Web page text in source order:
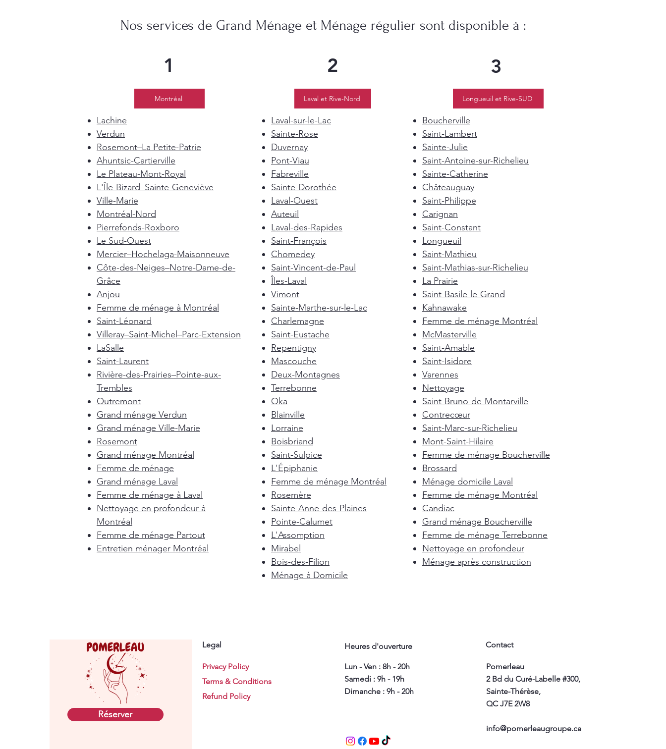
Nos services de Grand Ménage et Ménage régulier sont disponible à :
1
Montréal
Lachine
Verdun
Rosemont–La Petite-Patrie
Ahuntsic-Cartierville
Le Plateau-Mont-Royal
L'Île-Bizard–Sainte-Geneviève
Ville-Marie
Montréal-Nord
Pierrefonds-Roxboro
Le Sud-Ouest
Mercier–Hochelaga-Maisonneuve
Côte-des-Neiges–Notre-Dame-de-
Grâce
Anjou
Femme de ménage à Montréal
Saint-Léonard
Villeray–Saint-Michel–Parc-Extension
LaSalle
Saint-Laurent
Rivière-des-Prairies–Pointe-aux-
Trembles
Outremont
Grand ménage Verdun
Grand ménage Ville-Marie
Rosemont
Grand ménage Montréal
Femme de ménage
Grand ménage Laval
Femme de ménage à Laval
Nettoyage en profondeur à
Montréal
Femme de ménage Partout
Entretien ménager Montréal
2
Laval et Rive-Nord
Laval-sur-le-Lac
Sainte-Rose
Duvernay
Pont-Viau
Fabreville
Sainte-Dorothée
Laval-Ouest
Auteuil
Laval-des-Rapides
Saint-François
Chomedey
Saint-Vincent-de-Paul
Îles-Laval
Vimont
Sainte-Marthe-sur-le-Lac
Charlemagne
Saint-Eustache
Repentigny
Mascouche
Deux-Montagnes
Terrebonne
Oka
Blainville
Lorraine
Boisbriand
Saint-Sulpice
L'Épiphanie
Femme de ménage Montréal
Rosemère
Sainte-Anne-des-Plaines
Pointe-Calumet
L'Assomption
Mirabel
Bois-des-Filion
Ménage à Domicile
3
Longueuil et Rive-SUD
Boucherville
Saint-Lambert
Sainte-Julie
Saint-Antoine-sur-Richelieu
Sainte-Catherine
Châteauguay
Saint-Philippe
Carignan
Saint-Constant
Longueuil
Saint-Mathieu
Saint-Mathias-sur-Richelieu
La Prairie
Saint-Basile-le-Grand
Kahnawake
Femme de ménage Montréal
McMasterville
Saint-Amable
Saint-Isidore
Varennes
Nettoyage
Saint-Bruno-de-Montarville
Contrecœur
Saint-Marc-sur-Richelieu
Mont-Saint-Hilaire
Femme de ménage Boucherville
Brossard
Ménage domicile Laval
Femme de ménage Montréal
Candiac
Grand ménage Boucherville
Femme de ménage Terrebonne
Nettoyage en profondeur
Ménage après construction
Réserver
Legal
Privacy Policy
Terms & Conditions
Refund Policy
Heures d'ouverture
Lun - Ven : 8h - 20h
Samedi : 9h - 19h
Dimanche : 9h - 20h
Contact
Pomerleau
2 Bd du Curé-Labelle #300,
Sainte-Thérèse,
QC J7E 2W8
info@pomerleaugroupe.ca